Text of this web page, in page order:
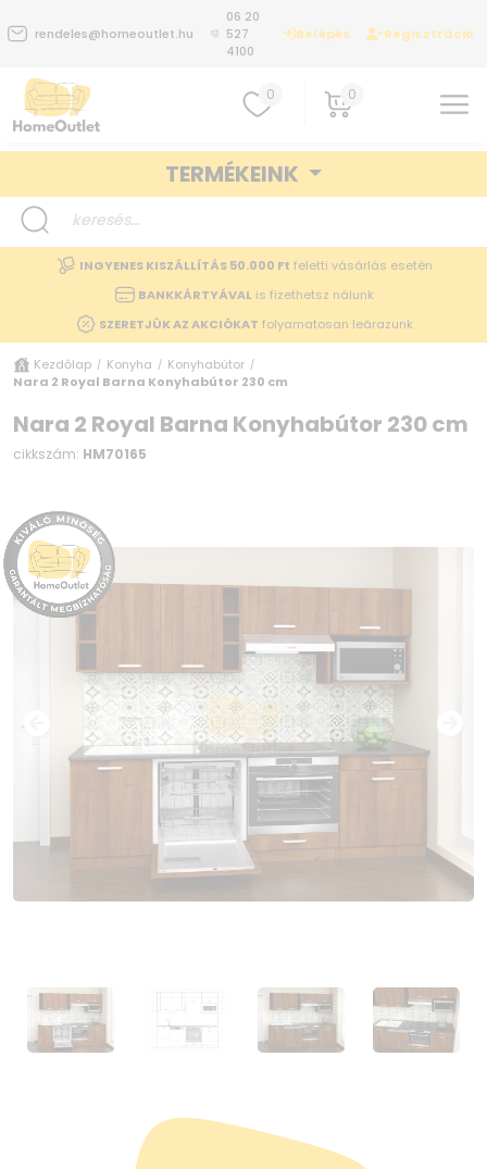
rendeles@homeoutlet.hu
06 20
527
4100
Belépés Regisztráció
0 0
TERMÉKEINK
INGYENES KISZÁLLÍTÁS 50.000 Ft feletti vásárlás esetén
BANKKÁRTYÁVALis fizethetsz nálunk
SZERETJÜK AZ AKCIÓKAT folyamatosan leárazunk
Kezdőlap / Konyha / Konyhabútor /
Nara 2 Royal Barna Konyhabútor 230 cm
Nara 2 Royal Barna Konyhabútor 230 cm
cikkszám: HM70165